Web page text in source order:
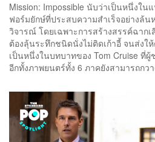
Mission: Impossible นับว่าเป็นหนึ่งใ
ฟอร์มยักษ์ที่ประสบความสำเร็จอย่างล้น
วิจารณ์ โดยเฉพาะการสร้างสรรค์ฉาก
ต้องลุ้นระทึกชนิดนั่งไม่ติดเก้าอี้ จนส่งใ
เป็นหนึ่งในบทบาทของ Tom Cruise ที่
อีกทั้งภาพยนตร์ทั้ง 6 ภาคยังสามารถกว